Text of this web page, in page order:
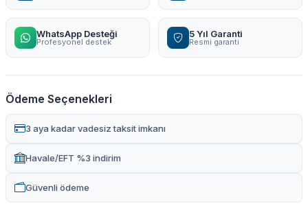
WhatsApp Desteği
Profesyonel destek
5 Yıl Garanti
Resmi garanti
Ödeme Seçenekleri
3 aya kadar vadesiz taksit imkanı
Havale/EFT %3 indirim
Güvenli ödeme